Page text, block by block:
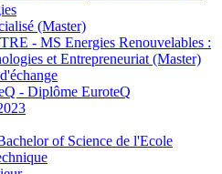
(Master)
- MS Energies Renouvelables :
et Entrepreneuriat (Master)
- Diplôme EuroteQ
of Science de l'Ecole